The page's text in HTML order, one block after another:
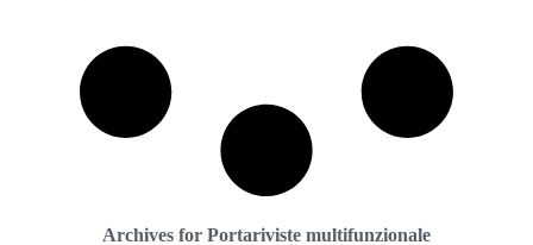
Archives for Portariviste multifunzionale